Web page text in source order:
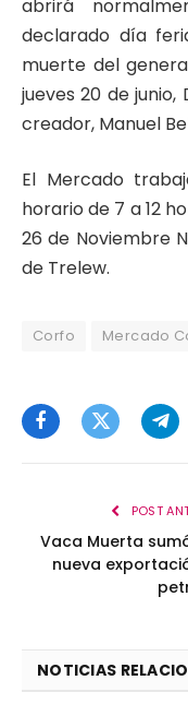
abrirá
declarado día
muerte del
jueves 20 de
creador, Manuel
El Mercado
horario de 7 a 12
26 de Noviembre
de Trelew.
Corfo Mercado
FacebookTwitter
POST
Vaca Muerta
nueva
NOTICIAS